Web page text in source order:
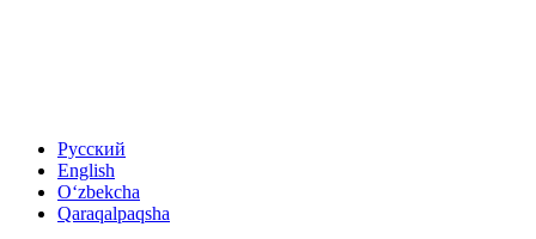
Русский
English
Oʻzbekcha
Qaraqalpaqsha